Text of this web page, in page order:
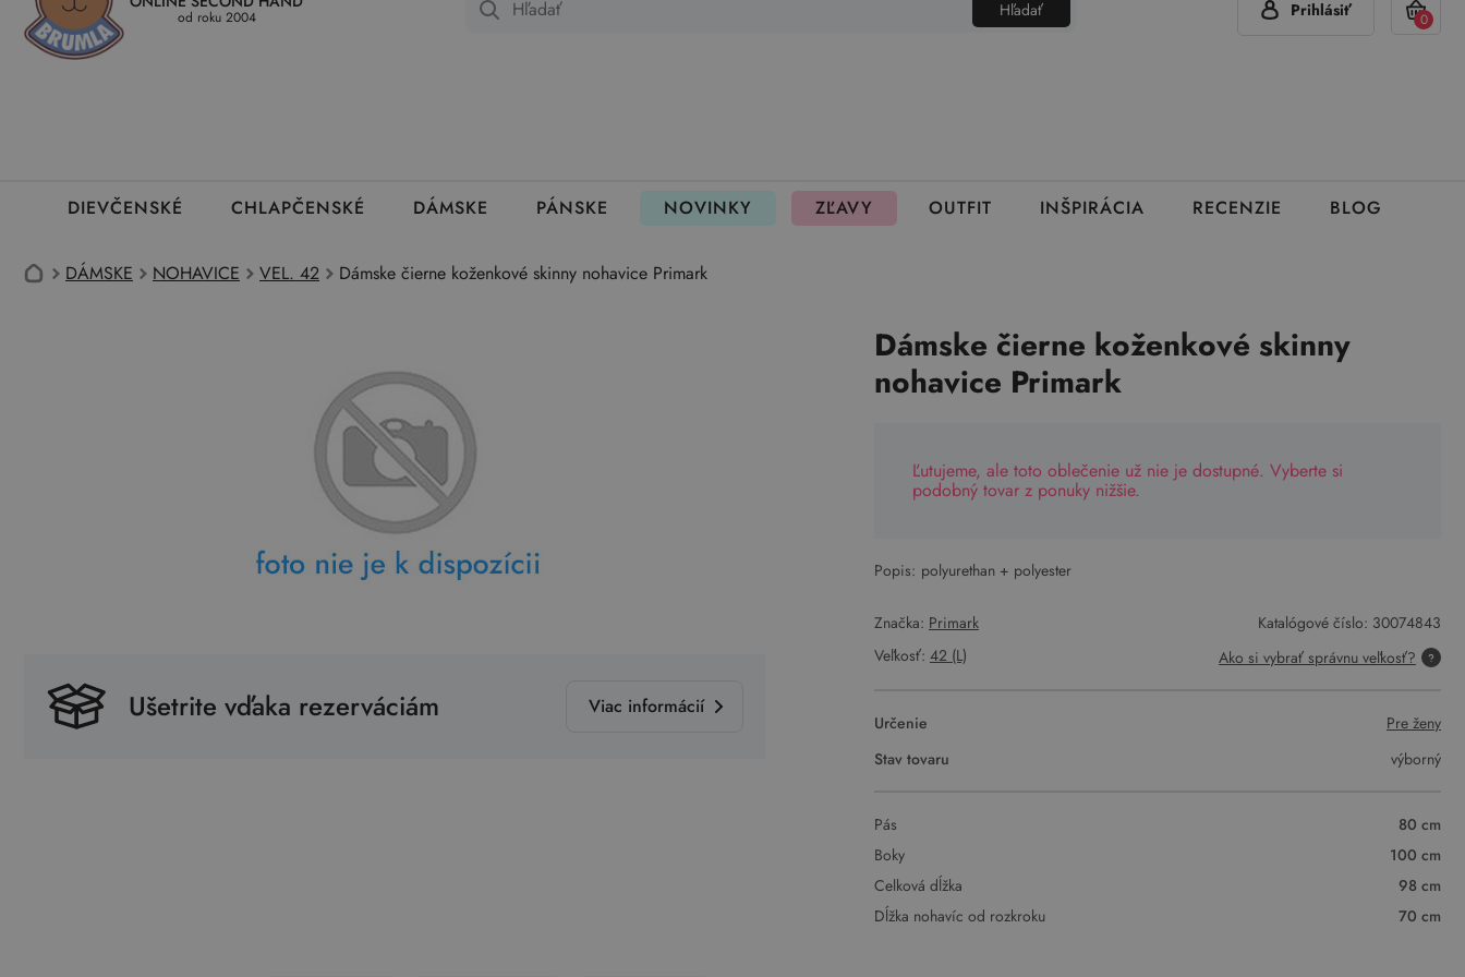
Kedy a ako dostanem tovar Ako môžem vrátiť oblečenie Ako fungujú rezervácie +420 777 319 477 (Pon - Pia 7:00 - 15:00) info@brumla.sk
od roku 2004 Hľadať Prihlásiť 0
DIEVČENSKÉ CHLAPČENSKÉ DÁMSKE PÁNSKE NOVINKY ZĽAVY OUTFIT INŠPIRÁCIA RECENZIE BLOG
DÁMSKE NOHAVICE VEL. 42 Dámske čierne koženkové skinny nohavice Primark
Ušetrite vďaka rezerváciám Viac informácií
Dámske čierne koženkové skinny
nohavice Primark
Ľutujeme, ale toto oblečenie už nie je dostupné. Vyberte si
podobný tovar z ponuky nižšie.
Popis: polyurethan + polyester
Značka: Primark Katalógové číslo: 30074843
Veľkosť: 42 (L) Ako si vybrať správnu veľkosť?
Určenie
Pre ženy
Stav tovaru
výborný
Pás
80 cm
Boky
100 cm
Celková dĺžka
98 cm
Dĺžka nohavíc od rozkroku
70 cm